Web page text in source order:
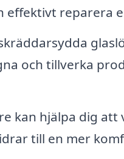
effektivt reparera
och tillverka
kan hjälpa dig
till en mer